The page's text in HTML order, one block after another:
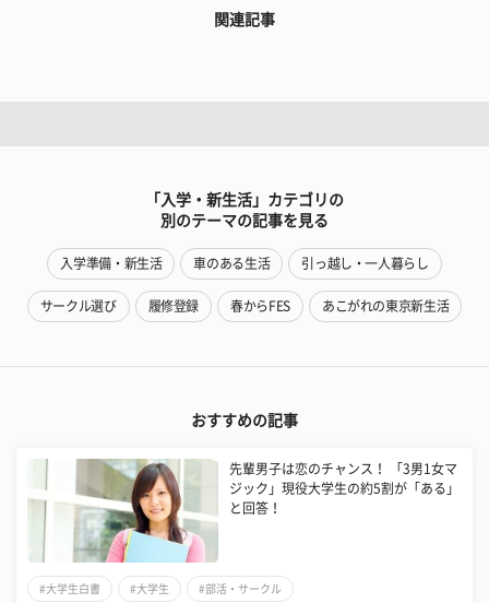
関連記事
「入学・新生活」カテゴリの
別のテーマの記事を見る
入学準備・新生活 車のある生活 引っ越し・一人暮らし
サークル選び 履修登録 春からFES あこがれの東京新生活
おすすめの記事
先輩男子は恋のチャンス！ 「3男1女マ
ジック」現役大学生の約5割が「ある」
と回答！
#大学生白書 #大学生 #部活・サークル